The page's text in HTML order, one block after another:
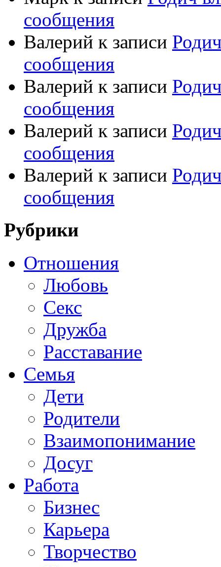
сообщения
Валерий к записи
сообщения
Валерий к записи
сообщения
Валерий к записи
сообщения
Валерий к записи
сообщения
Рубрики
Отношения
Любовь
Секс
Дружба
Расставание
Семья
Дети
Родители
Взаимопонимание
Досуг
Работа
Бизнес
Карьера
Творчество